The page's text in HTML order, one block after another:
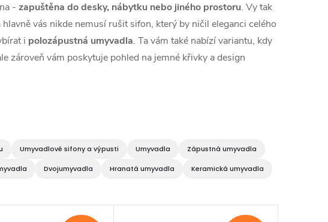
- zapuštěna do desky, nábytku nebo jiného prostoru. Vy tak
vás nikde nemusí rušit sifon, který by ničil eleganci celého
i polozápustná umyvadla. Ta vám také nabízí variantu, kdy
zároveň vám poskytuje pohled na jemné křivky a design
Umyvadlové sifony a výpusti Umyvadla Zápustná umyvadla
Dvojumyvadla Hranatá umyvadla Keramická umyvadla